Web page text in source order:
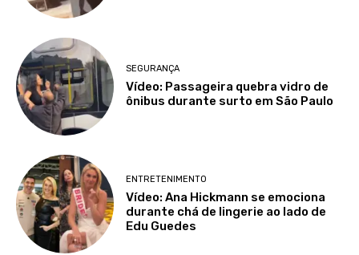
SEGURANÇA
Vídeo: Passageira quebra vidro de
ônibus durante surto em São Paulo
ENTRETENIMENTO
Vídeo: Ana Hickmann se emociona
durante chá de lingerie ao lado de
Edu Guedes